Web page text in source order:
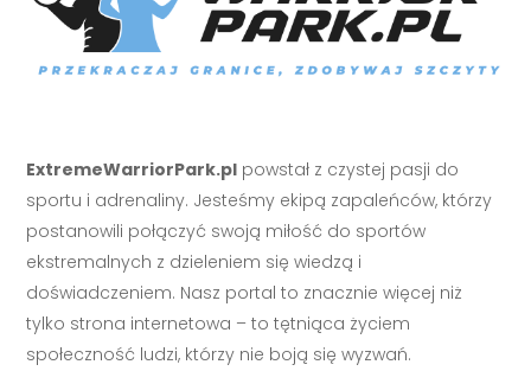
ExtremeWarriorPark.pl powstał z czystej pasji do
sportu i adrenaliny. Jesteśmy ekipą zapaleńców, którzy
postanowili połączyć swoją miłość do sportów
ekstremalnych z dzieleniem się wiedzą i
doświadczeniem. Nasz portal to znacznie więcej niż
tylko strona internetowa – to tętniąca życiem
społeczność ludzi, którzy nie boją się wyzwań.